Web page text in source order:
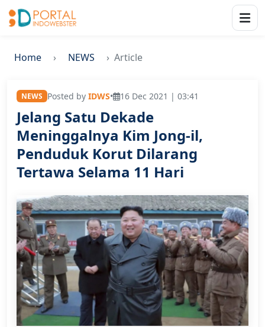
Home NEWS Article
NEWS Posted by IDWS• 16 Dec 2021 | 03:41
Jelang Satu Dekade
Meninggalnya Kim Jong-il,
Penduduk Korut Dilarang
Tertawa Selama 11 Hari